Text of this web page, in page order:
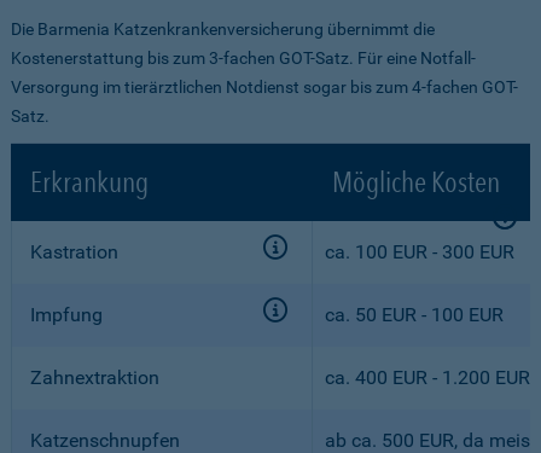
Die Barmenia Katzenkrankenversicherung übernimmt die
Kostenerstattung bis zum 3-fachen GOT-Satz. Für eine Notfall-
Versorgung im tierärztlichen Notdienst sogar bis zum 4-fachen GOT-
Satz.
Erkrankung Mögliche Kosten
Kastration ca. 100 EUR - 300 EUR
Impfung ca. 50 EUR - 100 EUR
Zahnextraktion ca. 400 EUR - 1.200 EUR
Katzenschnupfen
ab ca. 500 EUR, da